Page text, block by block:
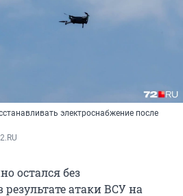
электроснабжение после
остался без
атаки ВСУ на